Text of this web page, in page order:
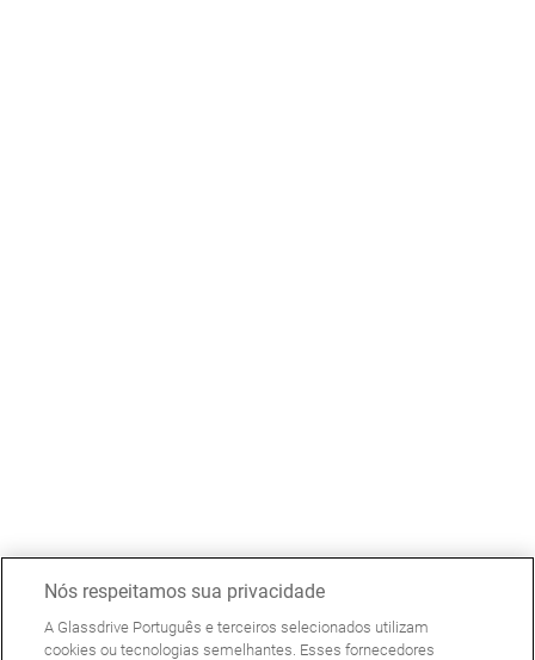
Nós respeitamos sua privacidade
A Glassdrive Português e terceiros selecionados utilizam
cookies ou tecnologias semelhantes. Esses fornecedores